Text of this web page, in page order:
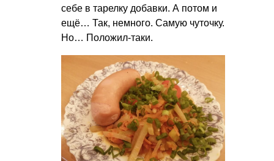
себе в тарелку добавки. А потом и
ещё… Так, немного. Самую чуточку.
Но… Положил-таки.